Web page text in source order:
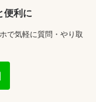
便利に
で気軽に質問・やり取